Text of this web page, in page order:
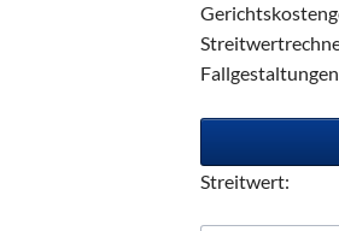
Streitwert: